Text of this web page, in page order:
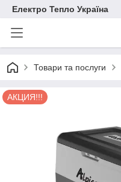
Електро Тепло Україна
Товари та послуги
АКЦИЯ!!!